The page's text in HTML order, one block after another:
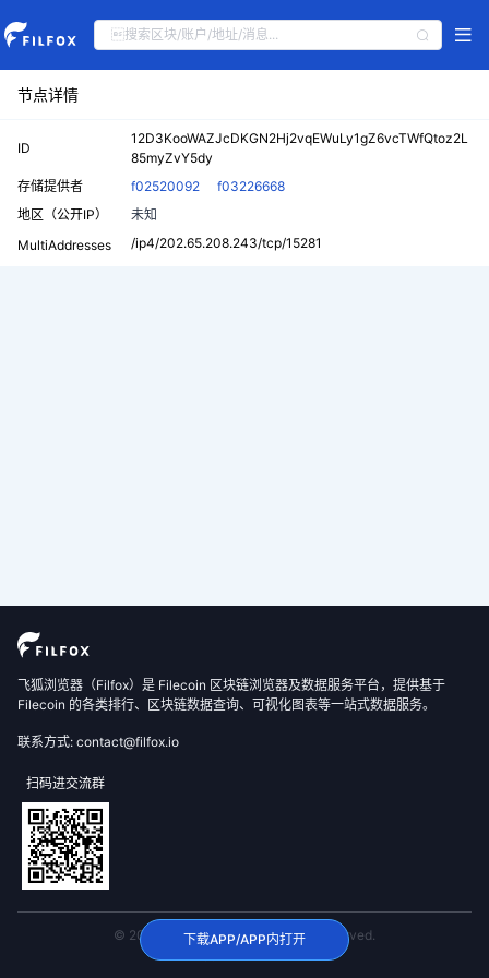
节点详情
ID
12D3KooWAZJcDKGN2Hj2vqEWuLy1gZ6vcTWfQtoz2L
85myZvY5dy
存储提供者
f02520092
f03226668
地区（公开IP）
未知
MultiAddresses
/ip4/202.65.208.243/tcp/15281
飞狐浏览器（Filfox）是 Filecoin 区块链浏览器及数据服务平台，提供基于
Filecoin 的各类排行、区块链数据查询、可视化图表等一站式数据服务。
联系方式: contact@filfox.io
扫码进交流群
© 2020 FilFox Project. All Rights Reserved.
下载APP/APP内打开